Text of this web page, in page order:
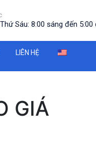
Sáu: 8:00 sáng đến 5:00
LIÊN HỆ
GIÁ